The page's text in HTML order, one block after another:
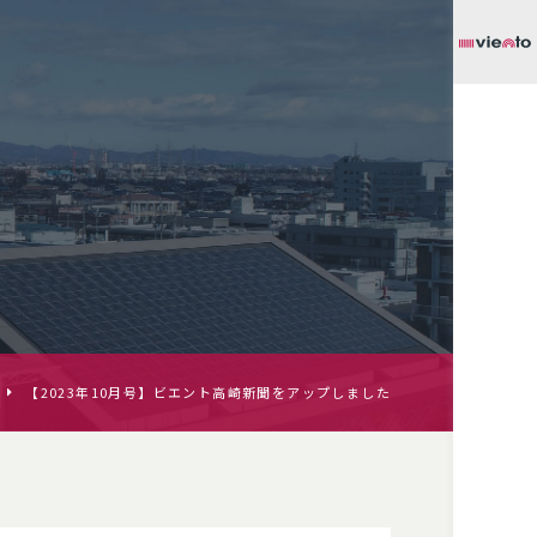
【2023年10月号】ビエント高崎新聞をアップしました